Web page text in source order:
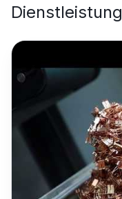
Dienstleistung